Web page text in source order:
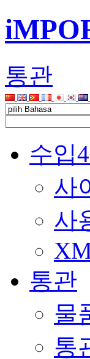
통관
수입
사
사
통관
물
통